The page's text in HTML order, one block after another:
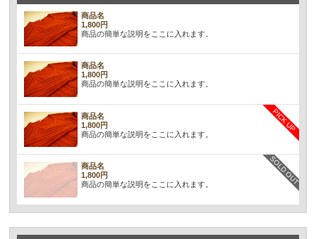
商品名
1,800円
商品の簡単な説明をここに入れます。
商品名
1,800円
商品の簡単な説明をここに入れます。
商品名
1,800円
商品の簡単な説明をここに入れます。
PICK UP
商品名
1,800円
商品の簡単な説明をここに入れます。
SOLD OUT